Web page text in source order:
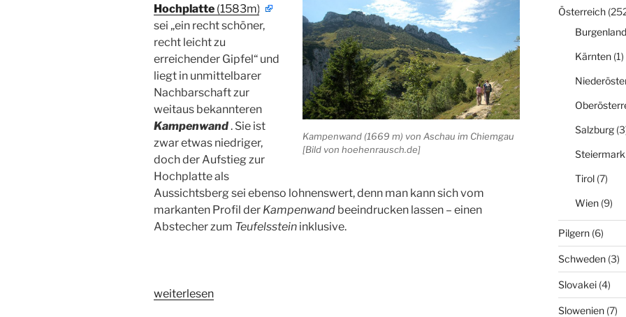
Kampenwand (1669 m) von Aschau im Chiemgau
[Bild von hoehenrausch.de]
Hochplatte (1583m)
sei „ein recht schöner,
recht leicht zu
erreichender Gipfel“ und
liegt in unmittelbarer
Nachbarschaft zur
weitaus bekannteren
Kampenwand. Sie ist
zwar etwas niedriger,
doch der Aufstieg zur
Hochplatte als
Aussichtsberg sei ebenso lohnenswert, denn man kann sich vom
markanten Profil der Kampenwand beeindrucken lassen – einen
Abstecher zum Teufelsstein inklusive.
„Chiemgauer
weiterlesen
Österreich
Burgenland
Kärnten(1)
Salzburg
Steiermark
Tirol(7)
Wien(9)
Pilgern(6)
Schweden(3)
Slovakei(4)
Slowenien(7)